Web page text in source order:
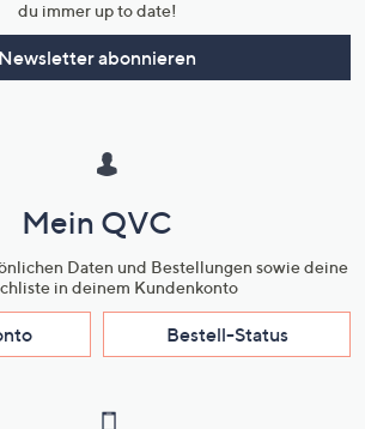
du immer up to date!
Newsletter abonnieren
Mein QVC
Daten und Bestellungen sowie deine
in deinem Kundenkonto
Bestell-Status